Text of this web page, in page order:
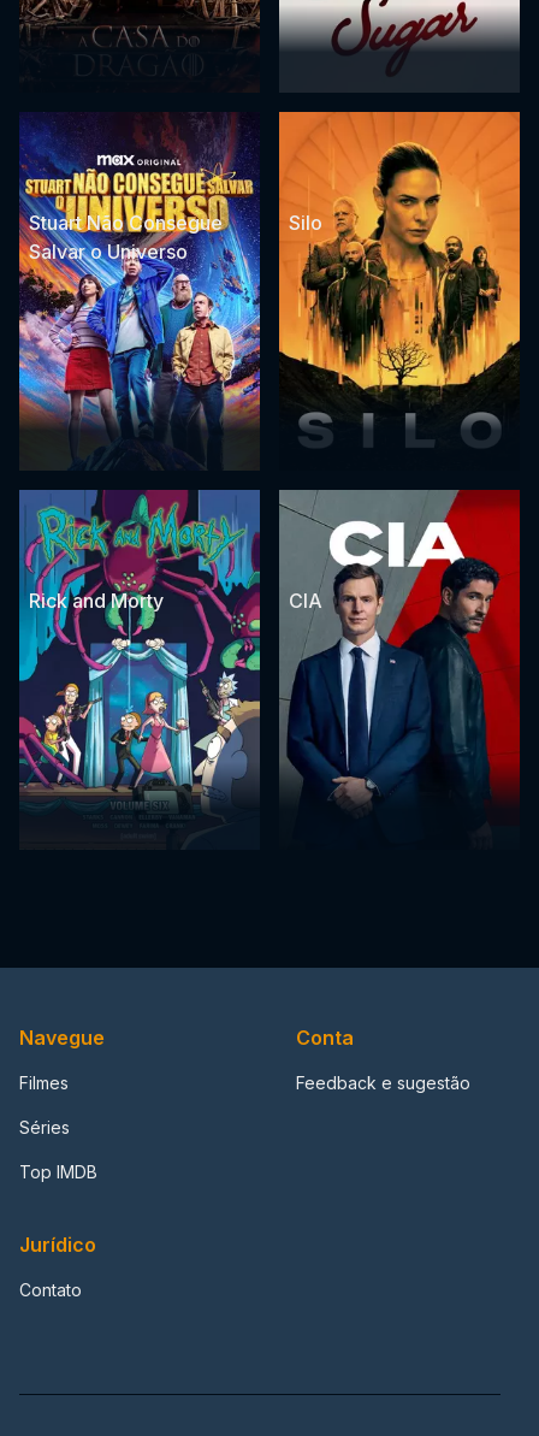
Stuart Não Consegue
Salvar o Universo
Silo
Rick and Morty CIA
Navegue
Filmes
Séries
Top IMDB
Conta
Feedback e sugestão
Jurídico
Contato